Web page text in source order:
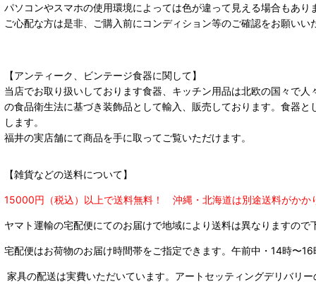
パソコンやスマホの使用環境によっては色が違って見える場合もあ
ご心配な方は是非、ご購入前にコンディション等のご確認をお願い
【アンティーク、ビンテージ食器に関して】
当店でお取り扱いしております食器、キッチン用品は北欧の国々で
の食品衛生法に基づき装飾品として輸入、販売しております。食器
します。
福井の実店舗にて商品を手に取ってご覧いただけます。
【雑貨などの送料について】
15000円（税込）以上で送料無料！ 沖縄・北海道は別途送料がかか
ヤマト運輸の宅配便にてのお届けで地域により送料は異なりますので
宅配便はお荷物のお届け時間帯をご指定できます。 午前中・14時〜
家具の配送は実費いただいています。アートセッティングデリバリ